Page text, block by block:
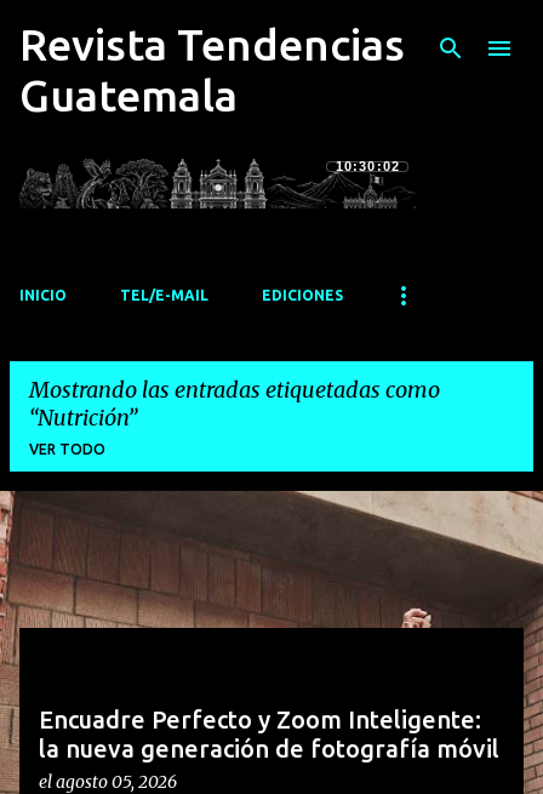
Ir al contenido principal
Revista Tendencias
Guatemala
10:30:03
INICIO TEL/E-MAIL EDICIONES
Mostrando las entradas etiquetadas como
Nutrición
VER TODO
E
n
t
r
a
d
a
s
Encuadre Perfecto y Zoom Inteligente:
la nueva generación de fotografía móvil
elagosto 05, 2026